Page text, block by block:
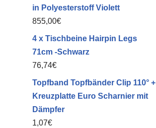
in Polyesterstoff Violett
855,00€
4 x Tischbeine Hairpin Legs
71cm -Schwarz
76,74€
Topfband Topfbänder Clip 110° +
Kreuzplatte Euro Scharnier mit
Dämpfer
1,07€